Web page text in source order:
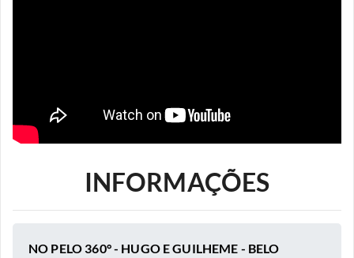
INFORMAÇÕES
NO PELO 360° - HUGO E GUILHEME - BELO